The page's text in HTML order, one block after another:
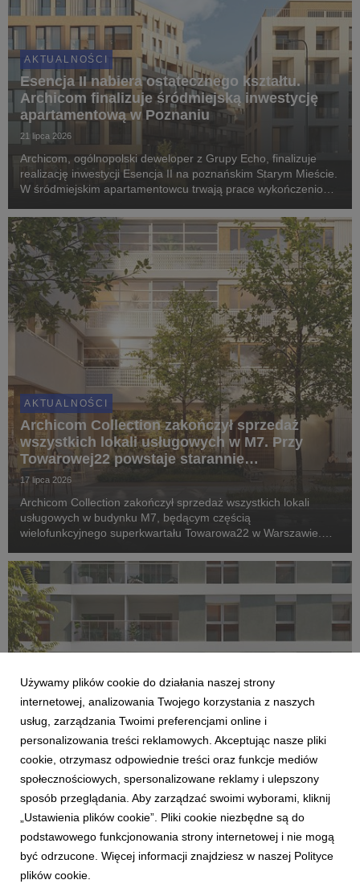
AKTUALNOŚCI
Esencja II nabiera ostatecznego kształtu.
Archicom finalizuje śródmiejską inwestycję
apartamentową w Poznaniu
21 lipca 2026
Archicom, ogólnopolski deweloper z Grupy Echo, finalizuje
realizację inwestycji Esencja II na poznańskim Starym Mieście.
W śródmiejskim apartamentowcu trwają prace wykończeniowe
w IV kwartale 2026 roku. Proje...
AKTUALNOŚCI
Archicom Collection zakończył sprzedaż
wszystkich lokali usługowych w M7. Przy
Towarowej22 powstaje starannie
zaprojektowany ekosystem
17 lipca 2026
Archicom Collection zakończył sprzedaż wszystkich lokali
usługowych w budynku M7, będącym częścią
wielofunkcyjnego superkwartału Towarowa22 w Warszawie.
roku, wkracza w kolejny etap – komercjalizację przestrzeni...
AKTUALNOŚCI
Archicom rozpoczyna sprzedaż Swobodna
Living we Wrocławiu. Nowa inwestycja
dopełni kwartał miejski przy ul. Swobodnej
14 lipca 2026
Archicom, ogólnopolski deweloper z Grupy Echo, rozpoczyna
sprzedaż inwestycji Swobodna Living we Wrocławiu. Obejmuje
274 mieszkania o powierzchni od 28 do 98 mkw. i powstanie
Używamy plików cookie do działania naszej strony
internetowej, analizowania Twojego korzystania z naszych
usług, zarządzania Twoimi preferencjami online i
personalizowania treści reklamowych. Akceptując nasze pliki
cookie, otrzymasz odpowiednie treści oraz funkcje mediów
społecznościowych, spersonalizowane reklamy i ulepszony
sposób przeglądania. Aby zarządzać swoimi wyborami, kliknij
„Ustawienia plików cookie”. Pliki cookie niezbędne są do
podstawowego funkcjonowania strony internetowej i nie mogą
być odrzucone. Więcej informacji znajdziesz w naszej Polityce
plików cookie.